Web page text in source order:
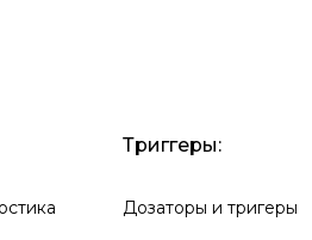
Триггеры:
Дозаторы и тригеры